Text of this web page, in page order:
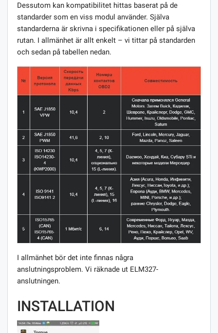
Dessutom kan kompatibilitet hittas baserat på de
standarder som en viss modul använder. Själva
standarderna är skrivna i specifikationen eller på själva
rutan. I allmänhet är allt enkelt – vi tittar på standarden
och sedan på tabellen nedan.
I allmänhet bör det inte finnas några
anslutningsproblem. Vi räknade ut ELM327-
anslutningen.
INSTALLATION